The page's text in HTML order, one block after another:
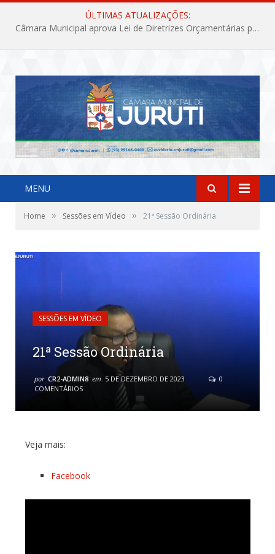
ÚLTIMAS ATUALIZAÇÕES:
Câmara Municipal aprova Lei de Diretrizes Orçamentárias para o exercício financeiro de 2027
MENU
Home » Sessões em Vídeo » 21ª Sessão Ordinária
SESSÕES EM VÍDEO
21ª Sessão Ordinária
por CR2-ADMIN8 em 5 DE DEZEMBRO DE 2023
0
COMENTÁRIOS
Veja mais:
Facebook